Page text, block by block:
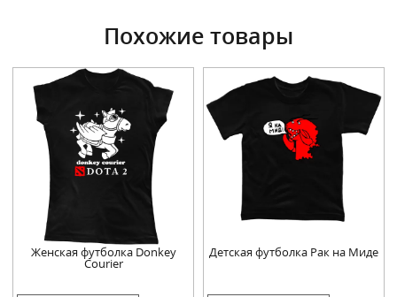
Похожие товары
Женская футболка Donkey
Courier
Детская футболка Рак на Миде